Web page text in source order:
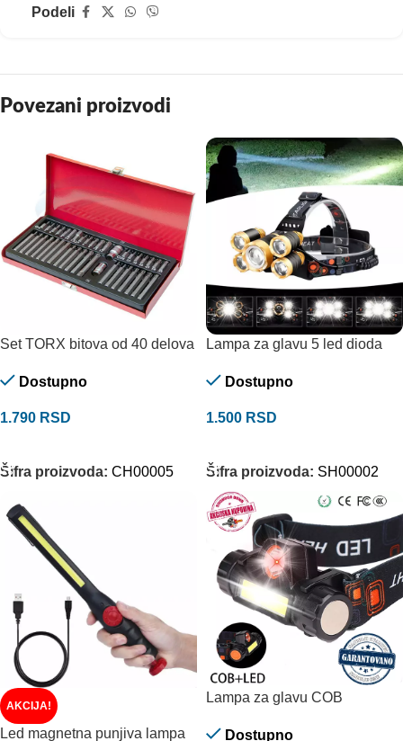
Podeli
Povezani proizvodi
Set TORX bitova od 40 delova
Dostupno
1.790 RSD
Šifra proizvoda: CH00005
Lampa za glavu 5 led dioda
Dostupno
1.500 RSD
Šifra proizvoda: SH00002
AKCIJA!
Led magnetna punjiva lampa
Lampa za glavu COB
Dostupno